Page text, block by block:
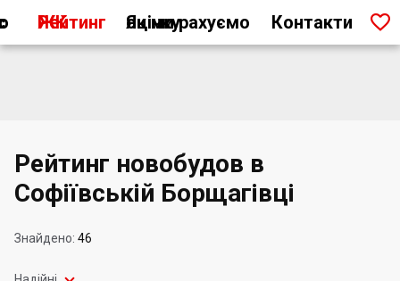
Рейтинг ЖК Як ми рахуємо оцінку Контакти 
Рейтинг новобудов в
Софіївській Борщагівці
Знайдено: 46